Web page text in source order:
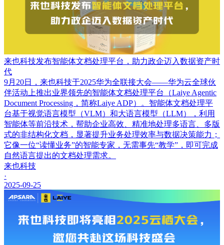
来也科技发布智能体文档处理平台，助力政企迈入数据资产时
代
9月20日，来也科技于2025华为全联接大会——华为云全球伙
伴活动上推出业界领先的智能体文档处理平台（Laiye Agentic
Document Processing，简称Laiye ADP）。智能体文档处理平
台基于视觉语言模型（VLM）和大语言模型（LLM），利用
智能体等前沿技术，帮助企业高效、精准地处理多语言、多版
式的非结构化文档，显著提升业务处理效率与数据决策能力；
它像一位“读懂业务”的智能专家，无需事先“教学”，即可完成
自然语言提出的文档处理需求。
来也科技
·
2025-09-25